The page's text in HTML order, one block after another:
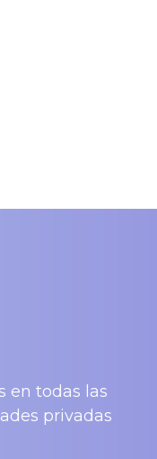
en todas las
privadas